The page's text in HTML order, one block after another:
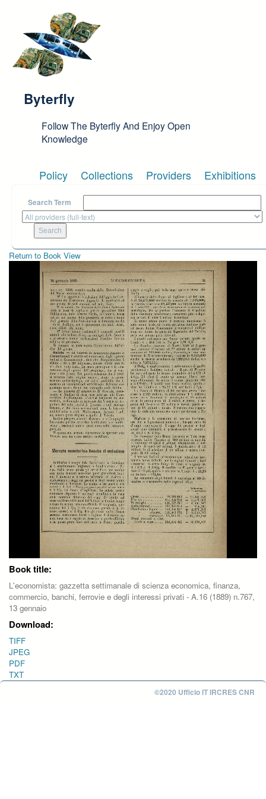
Byterfly
Follow The Byterfly And Enjoy Open
Knowledge
Policy Collections Providers Exhibitions
Search Term
Return to Book View
Book title:
L'economista: gazzetta settimanale di scienza economica, finanza,
commercio, banchi, ferrovie e degli interessi privati - A.16 (1889) n.767,
13 gennaio
Download:
TIFF
JPEG
PDF
TXT
©2020 Ufficio IT IRCRES CNR